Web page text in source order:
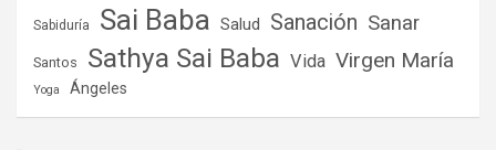
Sabiduría Sai Baba Salud Sanación Sanar
Santos Sathya Sai Baba Vida Virgen María
Yoga Ángeles